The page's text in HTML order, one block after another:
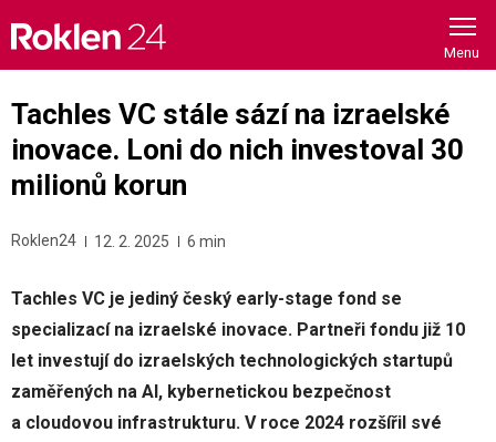
content
Tachles VC stále sází na izraelské
inovace. Loni do nich investoval 30
milionů korun
Roklen24 12. 2. 2025 6 min
Tachles VC je jediný český early-stage fond se
specializací na izraelské inovace. Partneři fondu již 10
let investují do izraelských technologických startupů
zaměřených na AI, kybernetickou bezpečnost
a cloudovou infrastrukturu. V roce 2024 rozšířil své